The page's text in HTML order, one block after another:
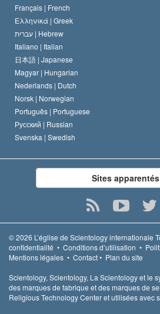
Français | French
Ελληνικά | Greek
עברית | Hebrew
Italiano | Italian
日本語 | Japanese
Magyar | Hungarian
Nederlands | Dutch
Norsk | Norwegian
Português | Portuguese
Русский | Russian
Svenska | Swedish
Sites
© 2026 L’église de Scientology internationale
confidentialité • Conditions d’utilisation •
Mentions légales • Contact• Plan du site
Scientology, Scientology, La Scientology et le
des marques de fabrique et des marques de
Religious Technology Center et utilisées avec